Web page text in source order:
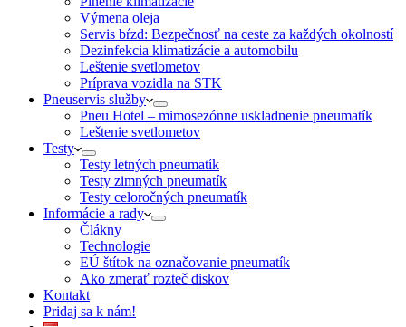
Výmena oleja
Servis bŕzd: Bezpečnosť na ceste za každých okolností
Dezinfekcia klimatizácie a automobilu
Leštenie svetlometov
Príprava vozidla na STK
Pneuservis služby
Pneu Hotel – mimosezónne uskladnenie pneumatík
Leštenie svetlometov
Testy
Testy letných pneumatík
Testy zimných pneumatík
Testy celoročných pneumatík
Informácie a rady
Člákny
Technologie
EÚ štítok na označovanie pneumatík
Ako zmerať rozteč diskov
Kontakt
Pridaj sa k nám!